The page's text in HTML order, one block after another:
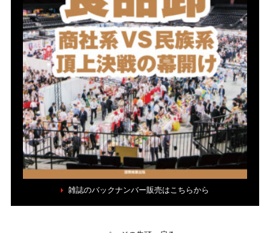
雑誌のバックナンバー販売はこちらから